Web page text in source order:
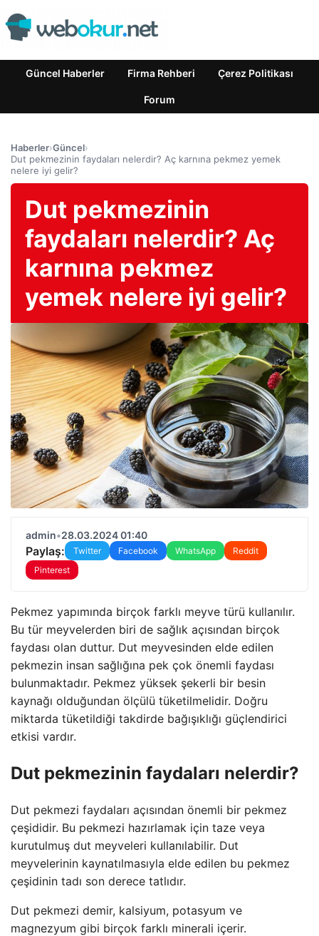
Güncel Haberler Firma Rehberi Çerez Politikası
Forum
Haberler›Güncel›
Dut pekmezinin faydaları nelerdir? Aç karnına pekmez yemek
nelere iyi gelir?
Dut pekmezinin
faydaları nelerdir? Aç
karnına pekmez
yemek nelere iyi gelir?
admin•28.03.2024 01:40
Paylaş: Twitter Facebook WhatsApp
Reddit
Pinterest
Pekmez yapımında birçok farklı meyve türü kullanılır.
Bu tür meyvelerden biri de sağlık açısından birçok
faydası olan duttur. Dut meyvesinden elde edilen
pekmezin insan sağlığına pek çok önemli faydası
bulunmaktadır. Pekmez yüksek şekerli bir besin
kaynağı olduğundan ölçülü tüketilmelidir. Doğru
miktarda tüketildiği takdirde bağışıklığı güçlendirici
etkisi vardır.
Dut pekmezinin faydaları nelerdir?
Dut pekmezi faydaları açısından önemli bir pekmez
çeşididir. Bu pekmezi hazırlamak için taze veya
kurutulmuş dut meyveleri kullanılabilir. Dut
meyvelerinin kaynatılmasıyla elde edilen bu pekmez
çeşidinin tadı son derece tatlıdır.
Dut pekmezi demir, kalsiyum, potasyum ve
magnezyum gibi birçok farklı minerali içerir.